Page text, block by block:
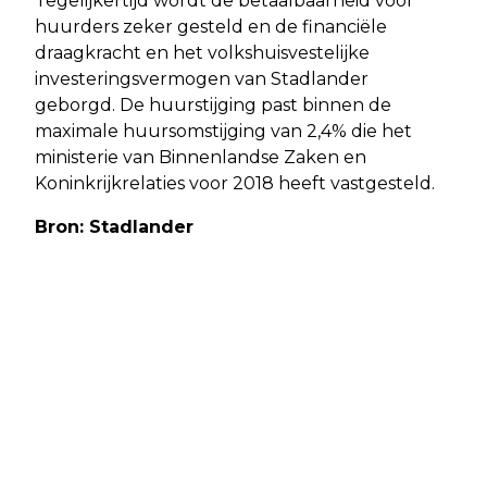
huurders zeker gesteld en de financiële
draagkracht en het volkshuisvestelijke
investeringsvermogen van Stadlander
geborgd. De huurstijging past binnen de
maximale huursomstijging van 2,4% die het
ministerie van Binnenlandse Zaken en
Koninkrijkrelaties voor 2018 heeft vastgesteld.
Bron: Stadlander